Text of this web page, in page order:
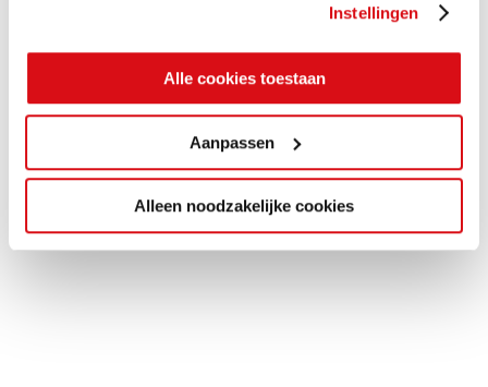
Instellingen
Alle cookies toestaan
Aanpassen
Alleen noodzakelijke cookies